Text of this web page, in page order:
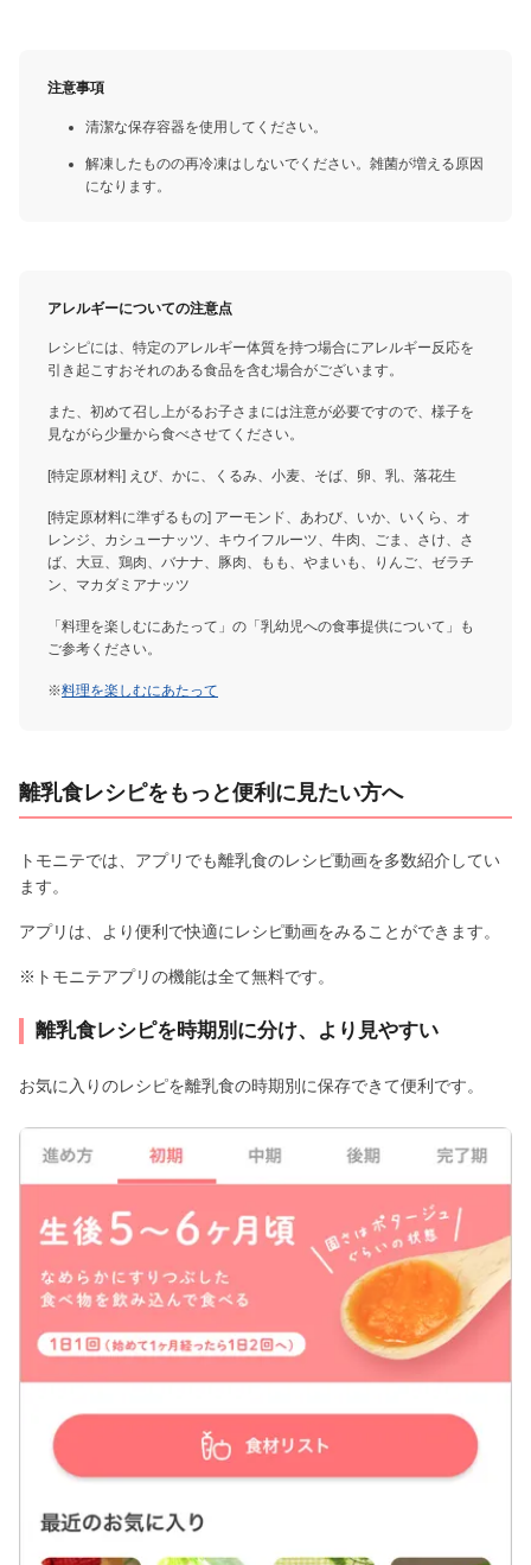
注意事項
清潔な保存容器を使用してください。
解凍したものの再冷凍はしないでください。雑菌が増える原因
になります。
アレルギーについての注意点
レシピには、特定のアレルギー体質を持つ場合にアレルギー反応を
引き起こすおそれのある食品を含む場合がございます。
また、初めて召し上がるお子さまには注意が必要ですので、様子を
見ながら少量から食べさせてください。
[特定原材料] えび、かに、くるみ、小麦、そば、卵、乳、落花生
[特定原材料に準ずるもの] アーモンド、あわび、いか、いくら、オ
レンジ、カシューナッツ、キウイフルーツ、牛肉、ごま、さけ、さ
ば、大豆、鶏肉、バナナ、豚肉、もも、やまいも、りんご、ゼラチ
ン、マカダミアナッツ
「料理を楽しむにあたって」の「乳幼児への食事提供について」も
ご参考ください。
※料理を楽しむにあたって
離乳食レシピをもっと便利に見たい方へ
トモニテでは、アプリでも離乳食のレシピ動画を多数紹介してい
ます。
アプリは、より便利で快適にレシピ動画をみることができます。
※トモニテアプリの機能は全て無料です。
離乳食レシピを時期別に分け、より見やすい
お気に入りのレシピを離乳食の時期別に保存できて便利です。